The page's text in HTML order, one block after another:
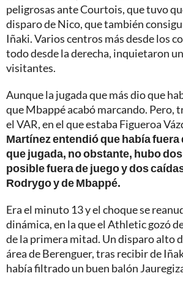
peligrosas ante Courtois, que tuvo
disparo de Nico, que también
Iñaki. Varios centros más desde los
todo desde la derecha, inquietaron
visitantes.
Aunque la jugada que más dio que
que Mbappé acabó marcando. Pero,
el VAR, en el que estaba Figueroa
Martínez entendió que había fuera
que jugada, no obstante, hubo
posible fuera de juego y dos
Rodrygo y de Mbappé.
Era el minuto 13 y el choque se
dinámica, en la que el Athletic gozó
de la primera mitad. Un disparo alto
área de Berenguer, tras recibir de
había filtrado un buen balón